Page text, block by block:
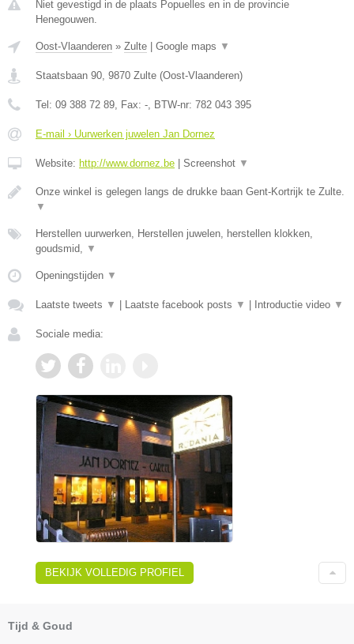
Niet gevestigd in de plaats Popuelles en in de provincie
Henegouwen.
Oost-Vlaanderen » Zulte Google maps ▼
Staatsbaan 90, 9870 Zulte (Oost-Vlaanderen)
Tel: 09 388 72 89, Fax: -, BTW-nr: 782 043 395
E-mail › Uurwerken juwelen Jan Dornez
Website: http://www.dornez.be Screenshot ▼
Onze winkel is gelegen langs de drukke baan Gent-Kortrijk te Zulte.
▼
Herstellen uurwerken, Herstellen juwelen, herstellen klokken,
goudsmid, ▼
Openingstijden ▼
Laatste tweets ▼ Laatste facebook posts ▼ Introductie video ▼
Sociale media:
BEKIJK VOLLEDIG PROFIEL
Tijd & Goud